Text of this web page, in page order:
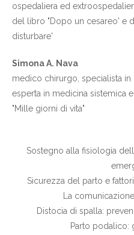
ospedaliera ed
del libro "Dopo un cesareo' e
disturbare'
Simona A. Nava
medico chirurgo, specialista in
esperta in medicina sistemica
"Mille giorni di vita"
Sostegno alla fisiologia
Sicurezza del parto e
La
Distocia di spalla:
Parto podalico: